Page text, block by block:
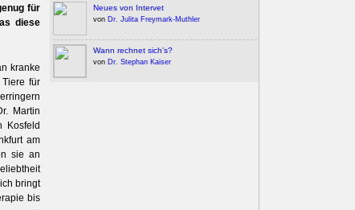
für
diese
kranke
für
Martin
Kosfeld
am
sie an
bringt
bis
Neues von Intervet
von Dr. Julita Freymark-Muthler
Wann rechnet sich’s?
von Dr. Stephan Kaiser